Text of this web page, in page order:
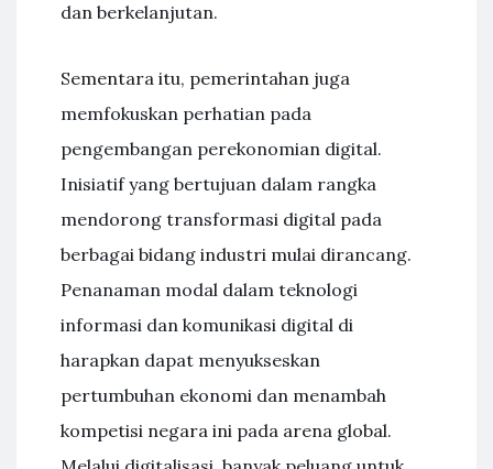
dan berkelanjutan.
Sementara itu, pemerintahan juga
memfokuskan perhatian pada
pengembangan perekonomian digital.
Inisiatif yang bertujuan dalam rangka
mendorong transformasi digital pada
berbagai bidang industri mulai dirancang.
Penanaman modal dalam teknologi
informasi dan komunikasi digital di
harapkan dapat menyukseskan
pertumbuhan ekonomi dan menambah
kompetisi negara ini pada arena global.